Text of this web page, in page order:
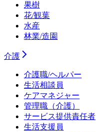
果樹
花/観葉
水産
林業/造園
介護
介護職/ヘルパー
生活相談員
ケアマネジャー
管理職（介護）
サービス提供責任者
生活支援員